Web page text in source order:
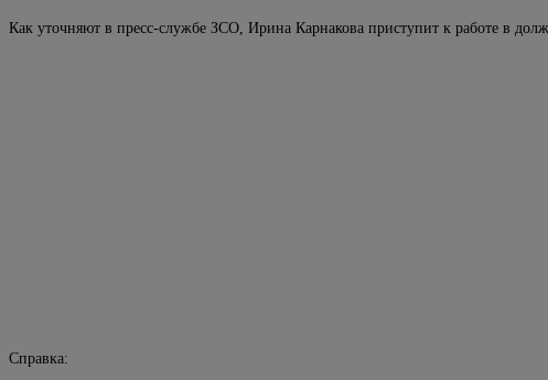
Как уточняют в пресс-службе ЗСО, Ирина Карнакова приступит к работе в
Справка: